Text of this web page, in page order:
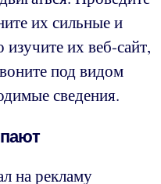
их сильные и
их веб-сайт,
под видом
сведения.
на рекламу